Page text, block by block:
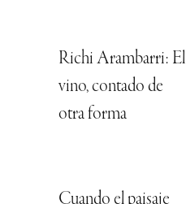
Richi Arambarri: El
vino, contado de
otra forma